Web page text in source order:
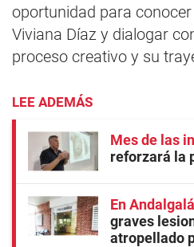
oportunidad para
Viviana Díaz y dialogar
proceso creativo y su
LEE ADEMÁS
Mes de las
reforzará la
En Andalgalá
graves
atropellado